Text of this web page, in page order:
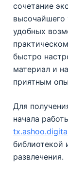
сочетание
высочайшего
удобных
быстро
материал и
приятным
Для
начала
библиотекой
развлечения.